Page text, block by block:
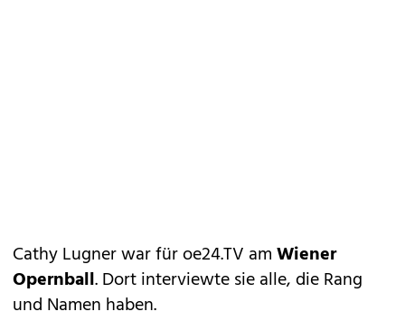
Cathy Lugner war für oe24.TV amWiener
Opernball. Dort interviewte sie alle, die Rang
und Namen haben.